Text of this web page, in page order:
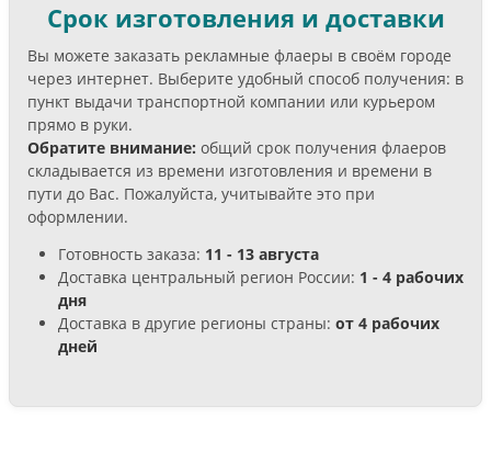
Срок изготовления и доставки
Вы можете заказать рекламные флаеры в своём городе
через интернет. Выберите удобный способ получения: в
пункт выдачи транспортной компании или курьером
прямо в руки.
Обратите внимание: общий срок получения флаеров
складывается из времени изготовления и времени в
пути до Вас. Пожалуйста, учитывайте это при
оформлении.
Готовность заказа: 11 - 13 августа
Доставка центральный регион России: 1 - 4 рабочих
дня
Доставка в другие регионы страны: от 4 рабочих
дней